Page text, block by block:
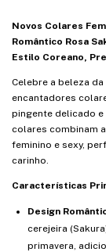
Novos Colares
Romântico Rosa
Estilo Coreano,
Celebre a beleza
encantadores
pingente delicado
colares combinam
feminino e sexy,
carinho.
Características
Design
cerejeira
primavera,